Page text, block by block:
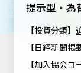
海外休日カレ
投資信託新商
大関 洋の「十
ファンドレポ
資産形成サ
Nダイレクト
Goal Navi
サステナビリ
サステナビリ
SDGsとは？
ニッセイ
ニッセイアセ
最新
提示型・為
【投資分類】
【日経新聞
【加入協会